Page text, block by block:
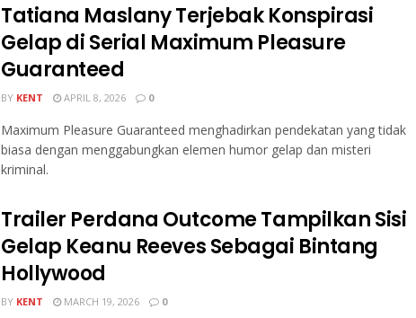
Tatiana Maslany Terjebak Konspirasi
Gelap di Serial Maximum Pleasure
Guaranteed
BY KENT APRIL 8, 2026 0
Maximum Pleasure Guaranteed menghadirkan pendekatan yang tidak
biasa dengan menggabungkan elemen humor gelap dan misteri
kriminal.
Trailer Perdana Outcome Tampilkan Sisi
Gelap Keanu Reeves Sebagai Bintang
Hollywood
BY KENT MARCH 19, 2026 0